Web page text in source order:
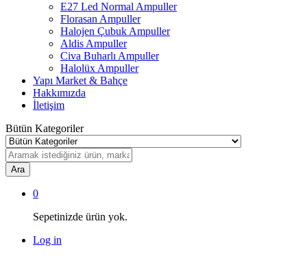
E27 Led Normal Ampuller
Florasan Ampuller
Halojen Çubuk Ampuller
Aldis Ampuller
Civa Buharlı Ampuller
Halolüx Ampuller
Yapı Market & Bahçe
Hakkımızda
İletişim
Bütün Kategoriler
Ara
0
Sepetinizde ürün yok.
Log in